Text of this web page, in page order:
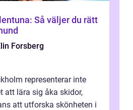
Så väljer du rätt
Forsberg
representerar inte
att lära sig åka skidor,
att utforska skönheten i